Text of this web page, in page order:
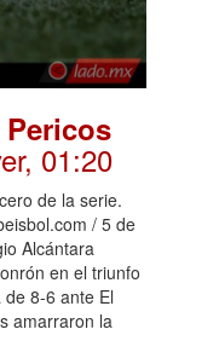
01:20
de la serie.
/ 5 de
Alcántara
en el triunfo
8-6 ante El
amarraron la